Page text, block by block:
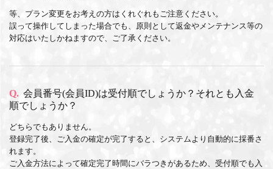
等、プラン変更をお考えの方はくれぐれもご注意ください。
誤って操作してしまった場合でも、原則として返金やメンテナンス等の
対応はいたしかねますので、ご了承ください。
Q. 会員番号(会員ID)は受付順でしょうか？それとも入金
順でしょうか？
どちらでもありません。
登録完了後、ご入金の確定が完了すると、システムより自動的に採番さ
れます。
ご入金方法によって確定完了時間にバラつきがあるため、受付順でも入